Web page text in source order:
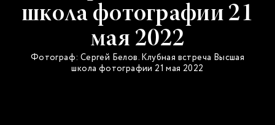
школа фотографии 21
мая 2022
Фотограф: Сергей Белов. Клубная встреча Высшая
школа фотографии 21 мая 2022